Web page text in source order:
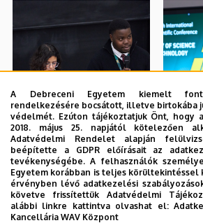
A Debreceni Egyetem kiemelt
rendelkezésére bocsátott, illetve birtokába
védelmét. Ezúton tájékoztatjuk Önt, hogy
2018. május 25. napjától kötelezően
Adatvédelmi Rendelet alapján
beépítette a GDPR előírásait az
tevékenységébe. A felhasználók
Egyetem korábban is teljes
érvényben lévő adatkezelési
követve frissítettük Adatvédelmi
alábbi linkre kattintva olvashat el:
Kancellária WAV Központ